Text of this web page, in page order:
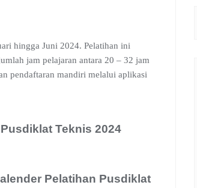
hingga Juni 2024. Pelatihan ini
jam pelajaran antara 20 – 32 jam
pendaftaran mandiri melalui aplikasi
Teknis 2024
Pelatihan Pusdiklat